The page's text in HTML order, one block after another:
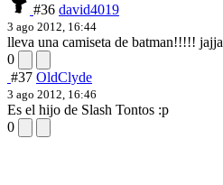
#36 david4019
3 ago 2012, 16:44
lleva una camiseta de batman!!!!! jajja
0
#37 OldClyde
3 ago 2012, 16:46
Es el hijo de Slash Tontos :p
0